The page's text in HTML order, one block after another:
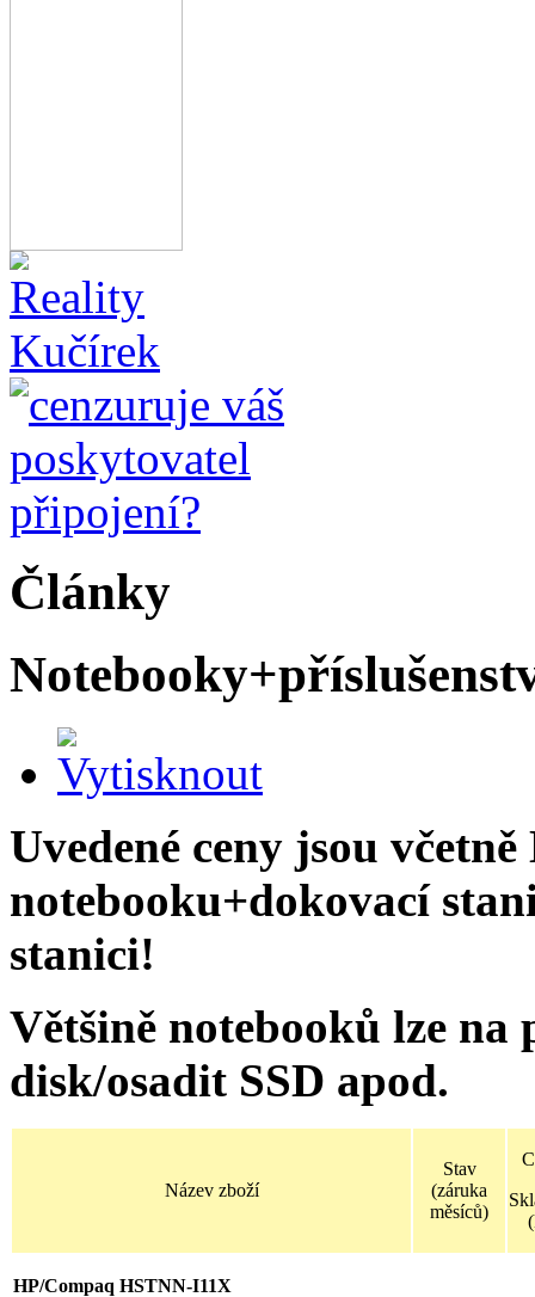
Články
Uvedené ceny jsou
notebooku+dokovací
stanici!
Většině notebooků lze
disk/osadit SSD apod.
Název zboží
Stav
(záruka
měsíců)
HP/Compaq HSTNN-I11X